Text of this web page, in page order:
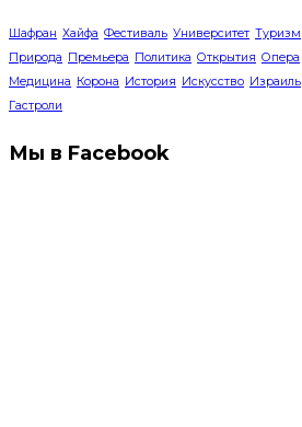
Шафран Хайфа Фестиваль Университет Туризм
Природа Премьера Политика Открытия Опера
Медицина Корона История Искусство Израиль
Гастроли
Мы в Facebook